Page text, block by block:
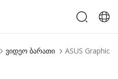
ვიდეო ბარათი ASUS Graphic